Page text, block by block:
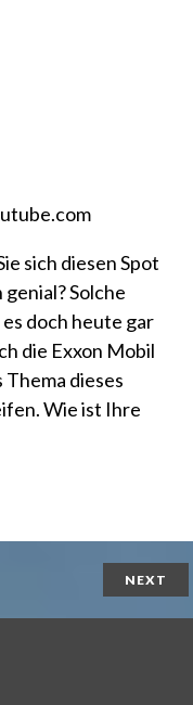
sich diesen Spot
Solche
doch heute gar
die Exxon Mobil
dieses
Wie ist Ihre
NEXT